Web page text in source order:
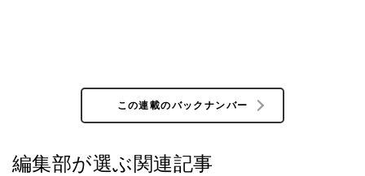
この連載のバックナンバー
編集部が選ぶ関連記事